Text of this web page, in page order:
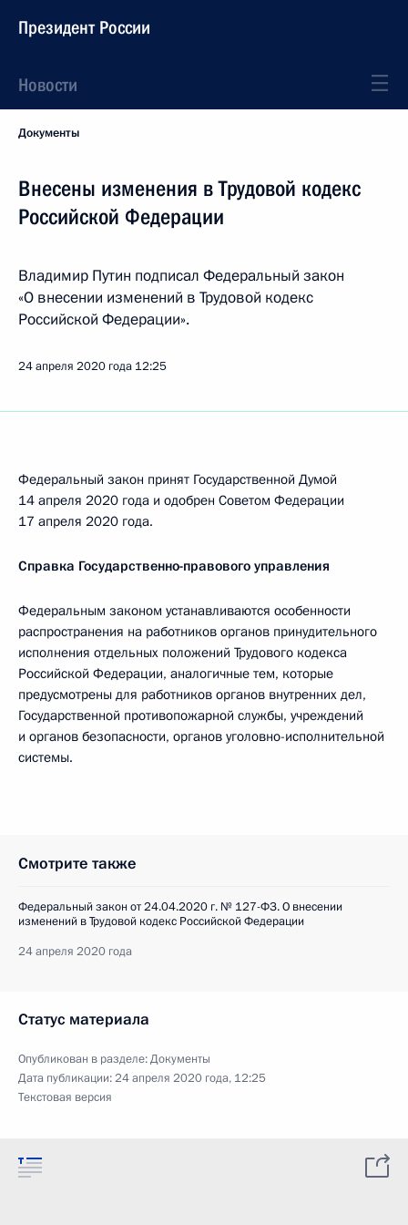
Президент России
Новости
Документы
Внесены изменения в Трудовой кодекс
Российской Федерации
Владимир Путин подписал Федеральный закон
«О внесении изменений в Трудовой кодекс
Российской Федерации».
24 апреля 2020 года 12:25
Федеральный закон принят Государственной Думой
14 апреля 2020 года и одобрен Советом Федерации
17 апреля 2020 года.
Справка Государственно-правового управления
Федеральным законом устанавливаются особенности
распространения на работников органов принудительного
исполнения отдельных положений Трудового кодекса
Российской Федерации, аналогичные тем, которые
предусмотрены для работников органов внутренних дел,
Государственной противопожарной службы, учреждений
и органов безопасности, органов уголовно­-исполнительной
системы.
Смотрите также
Федеральный закон от 24.04.2020 г. № 127-ФЗ. О внесении
изменений в Трудовой кодекс Российской Федерации
24 апреля 2020 года
Статус материала
Опубликован в разделе:Документы
Дата публикации:24 апреля 2020 года, 12:25
Текстовая версия